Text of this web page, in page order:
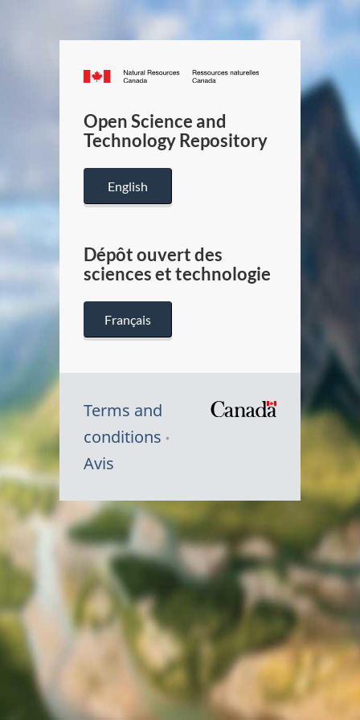
Canada.ca
/
Canada
Open Science and
Technology Repository
English
Dépôt ouvert des
sciences et technologie
Français
Terms and
conditions
Avis
Canada